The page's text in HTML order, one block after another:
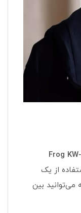
خشک کن لباس شیائومی مدل Frog KW-
از یک
می‌توانید بین